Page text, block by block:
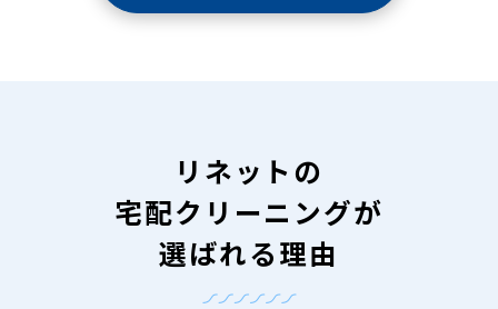
リネットの
宅配クリーニングが
選ばれる理由